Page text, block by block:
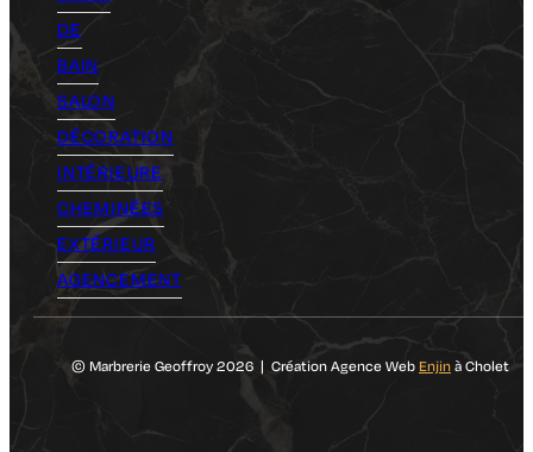
DE
BAIN
SALON
DÉCORATION
INTÉRIEURE
CHEMINÉES
EXTÉRIEUR
AGENCEMENT
© Marbrerie Geoffroy 2026 | Création Agence Web Enjin à Cholet